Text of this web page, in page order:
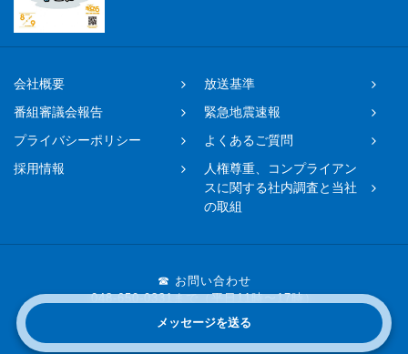
メッセージを送る
会社概要
放送基準
番組審議会報告
緊急地震速報
プライバシーポリシー
よくあるご質問
採用情報
人権尊重、コンプライアン
スに関する社内調査と当社
の取組
☎ お問い合わせ
048-650-0331まで（平日11時〜17時）
Copyright © 2019 FM NACK5 All rights reserved.